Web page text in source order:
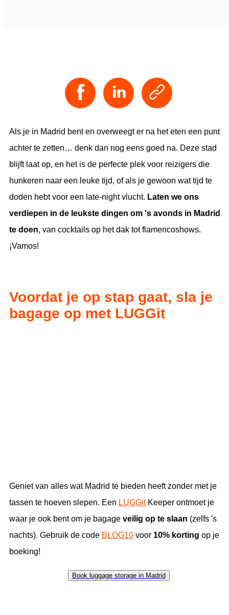
Als je in Madrid bent en overweegt er na het eten een punt
achter te zetten… denk dan nog eens goed na. Deze stad
blijft laat op, en het is de perfecte plek voor reizigers die
hunkeren naar een leuke tijd, of als je gewoon wat tijd te
doden hebt voor een late-night vlucht. Laten we ons
verdiepen in de leukste dingen om 's avonds in Madrid
te doen, van cocktails op het dak tot flamencoshows.
¡Vamos!
Voordat je op stap gaat, sla je
bagage op met LUGGit
Geniet van alles wat Madrid te bieden heeft zonder met je
tassen te hoeven slepen. Een LUGGitKeeper ontmoet je
waar je ook bent om je bagage veilig op te slaan (zelfs 's
nachts). Gebruik de code BLOG10 voor 10% korting op je
boeking!
Book luggage storage in Madrid